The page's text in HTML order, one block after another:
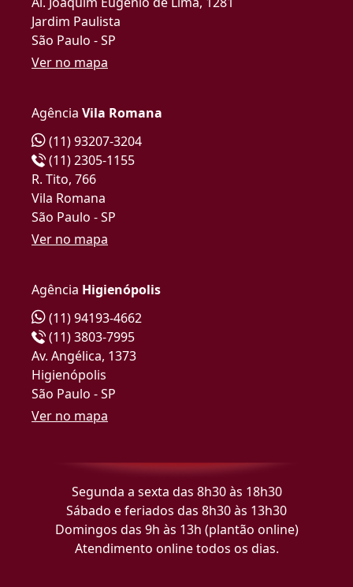
Jardim Paulista
São Paulo - SP
Ver no mapa
Agência Vila Romana
(11) 93207-3204
(11) 2305-1155
R. Tito, 766
Vila Romana
São Paulo - SP
Ver no mapa
Agência Higienópolis
(11) 94193-4662
(11) 3803-7995
Av. Angélica, 1373
Higienópolis
São Paulo - SP
Ver no mapa
Segunda a sexta das 8h30 às 18h30
Sábado e feriados das 8h30 às 13h30
Domingos das 9h às 13h (plantão online)
Atendimento online todos os dias.